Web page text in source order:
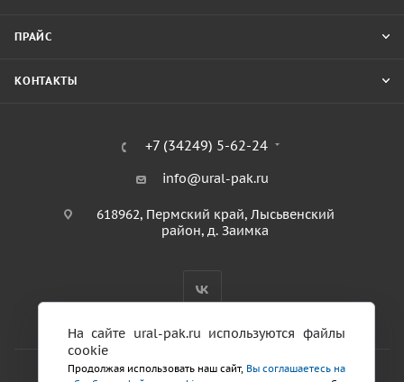
ПРАЙС
КОНТАКТЫ
+7 (34249) 5-62-24
info@ural-pak.ru
618962, Пермский край, Лысьвенский
район, д. Заимка
На сайте ural-pak.ru используются файлы
cookie
Продолжая использовать наш сайт, Вы соглашаетесь на